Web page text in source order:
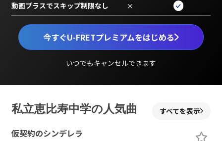
今すぐU-FRETプレミアムをはじめる
いつでもキャンセルできます
動画プラスでスキップ制限なし ×
私立恵比寿中学の人気曲 すべてを表示
仮契約のシンデレラ